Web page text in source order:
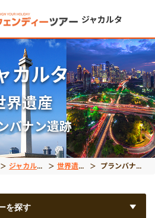
ジャカルタ
ジャカルタ 世界遺産 プランバナン遺跡
カルタ
界遺産
バナン遺跡
を探す
す
戻る
観光
半日観光
一日観光
戻る
インドネシア国内ツ
スラウェシ島
カリマンタン島
戻る
世界遺産
ボロブドゥール遺跡
プランバナン遺跡
戻る
出張サポート
車チャーター
空港送迎
戻る
秘境
タナトラジャ
オラウータン